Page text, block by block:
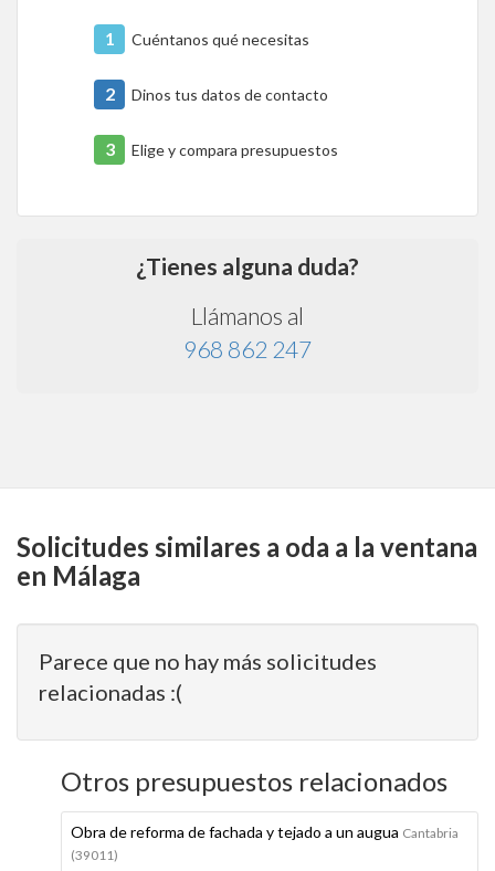
1 Cuéntanos qué necesitas
2 Dinos tus datos de contacto
3 Elige y compara presupuestos
¿Tienes alguna duda?
Llámanos al
968 862 247
Solicitudes similares a oda a la ventana
en Málaga
Parece que no hay más solicitudes
relacionadas :(
Otros presupuestos relacionados
Obra de reforma de fachada y tejado a un augua Cantabria
(39011)